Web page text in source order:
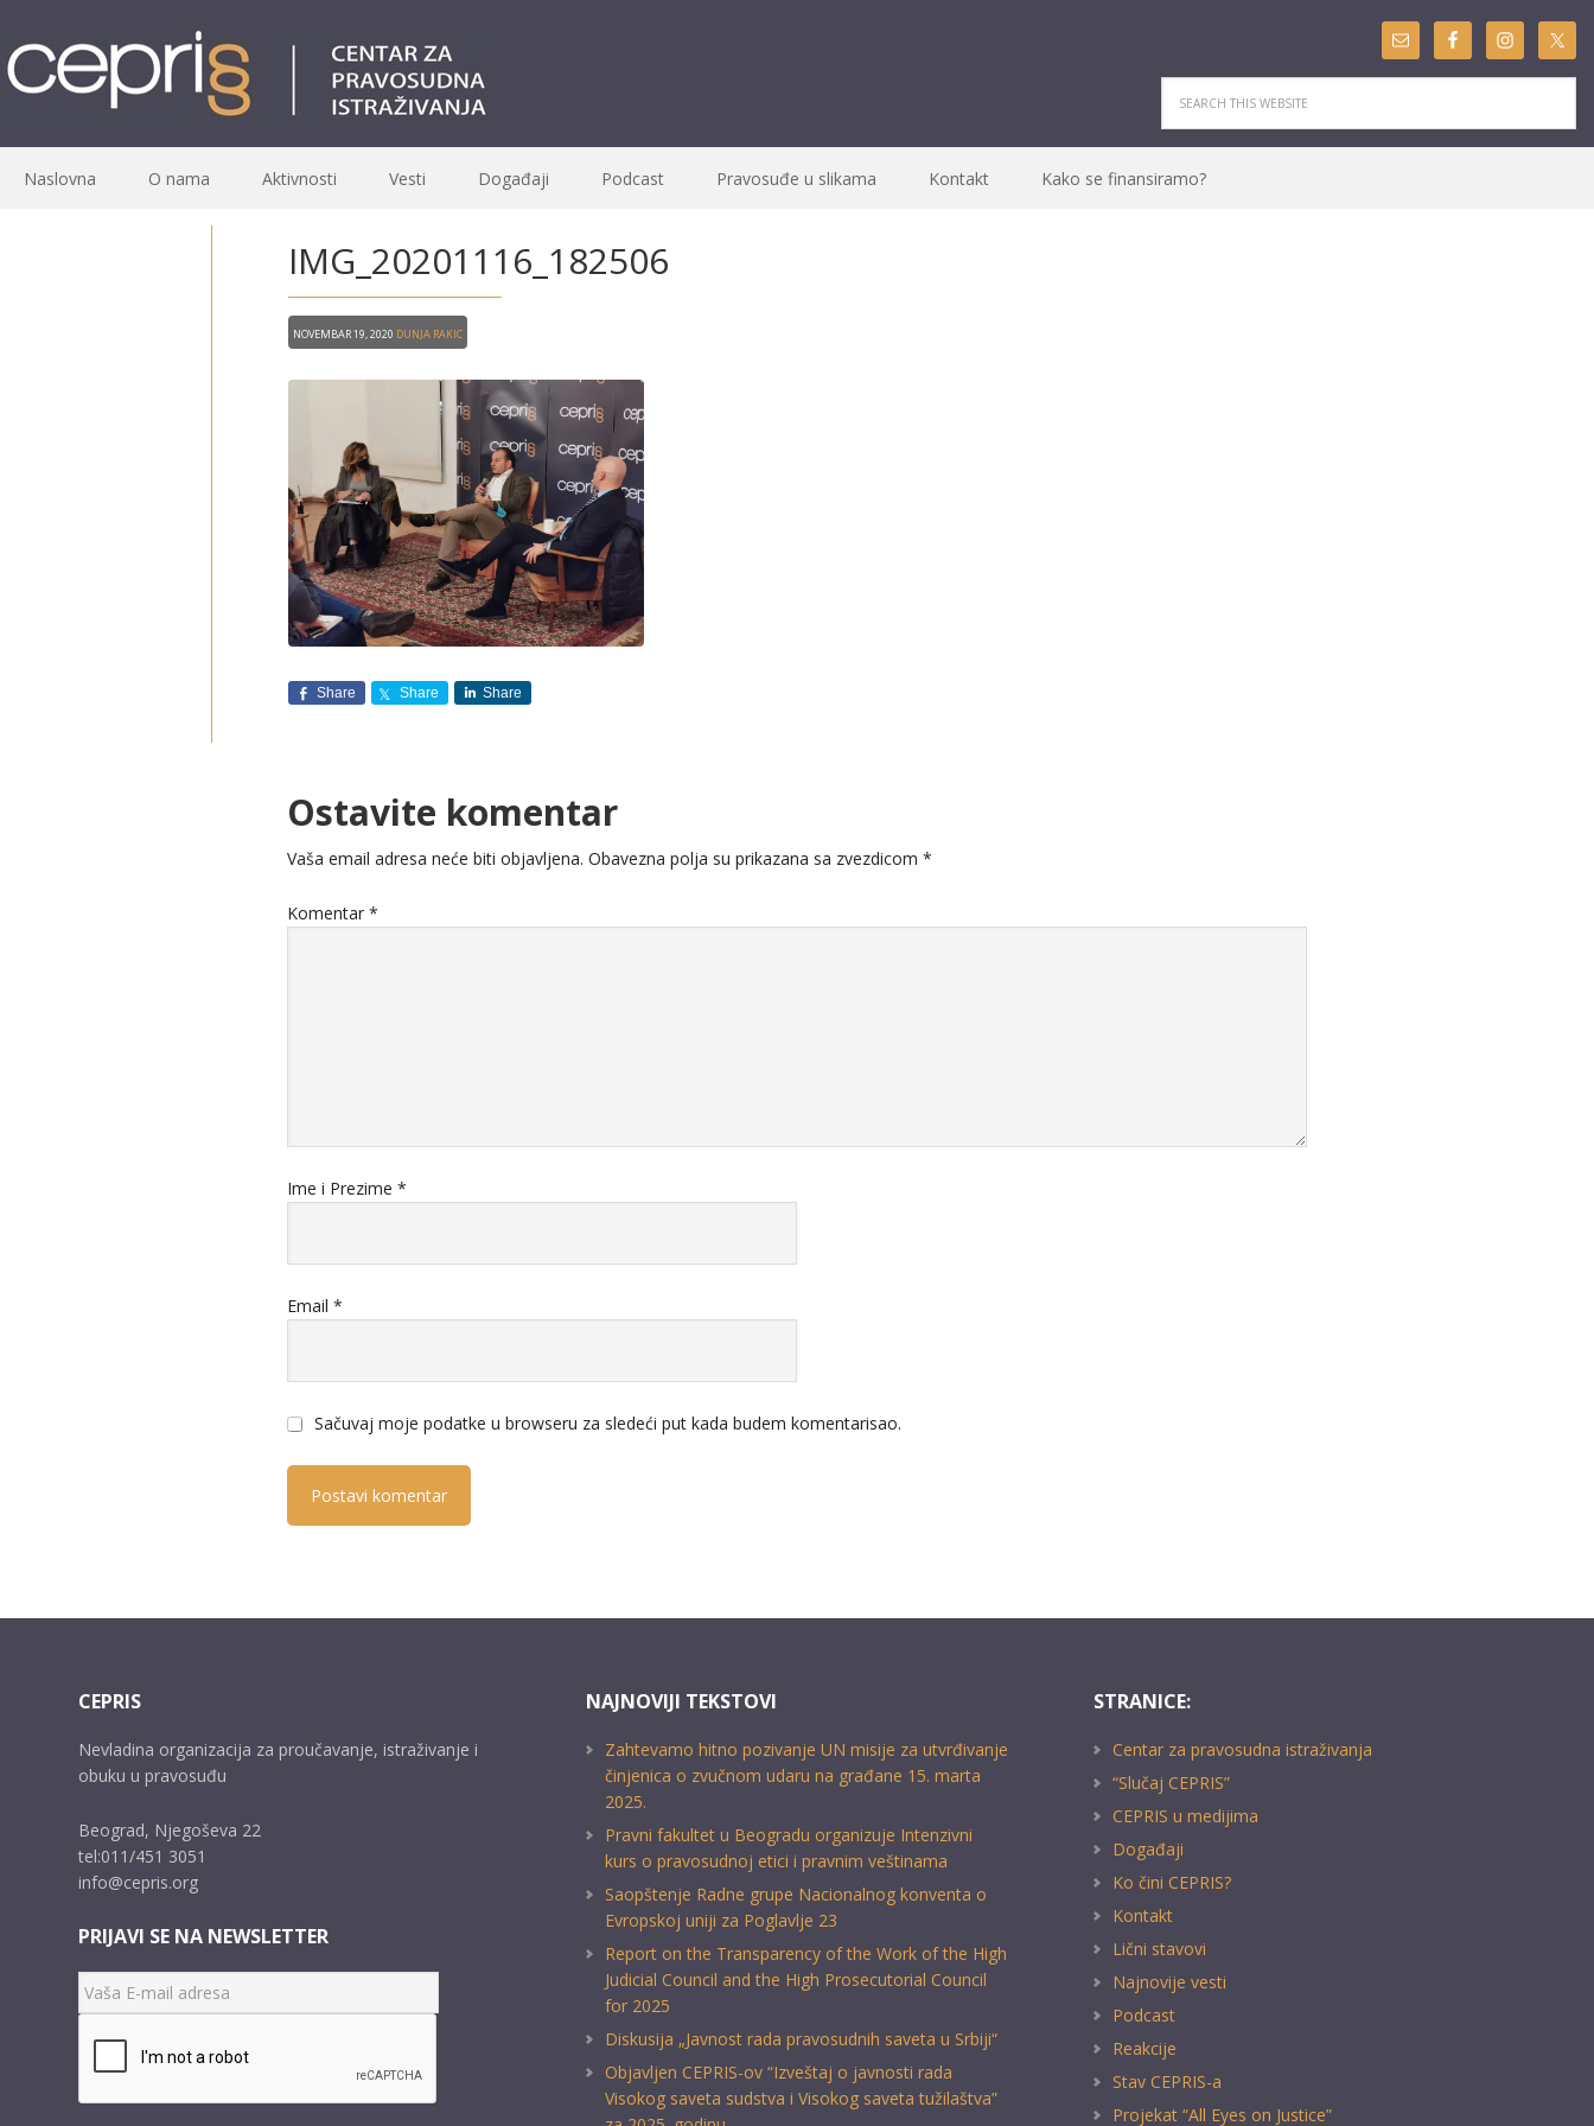
Naslovna O nama Aktivnosti Vesti Događaji Podcast Pravosuđe u slikama Kontakt Kako se finansiramo?
IMG_20201116_182506
Novembar 19, 2020 Dunja Rakic
Share Share Share
Ostavite komentar
Vaša email adresa neće biti objavljena. Obavezna polja su prikazana sa zvezdicom *
Komentar *
Ime i Prezime *
Email *
Sačuvaj moje podatke u browseru za sledeći put kada budem komentarisao.
CEPRIS
Nevladina organizacija za proučavanje, istraživanje i
obuku u pravosuđu
Beograd, Njegoševa 22
tel:011/451 3051
info@cepris.org
PRIJAVI SE NA NEWSLETTER
NAJNOVIJI TEKSTOVI
Zahtevamo hitno pozivanje UN misije za utvrđivanje
činjenica o zvučnom udaru na građane 15. marta
2025.
Pravni fakultet u Beogradu organizuje Intenzivni
kurs o pravosudnoj etici i pravnim veštinama
Saopštenje Radne grupe Nacionalnog konventa o
Evropskoj uniji za Poglavlje 23
Report on the Transparency of the Work of the High
Judicial Council and the High Prosecutorial Council
for 2025
Diskusija „Javnost rada pravosudnih saveta u Srbiji“
Objavljen CEPRIS-ov “Izveštaj o javnosti rada
Visokog saveta sudstva i Visokog saveta tužilaštva”
STRANICE:
Centar za pravosudna istraživanja
“Slučaj CEPRIS”
CEPRIS u medijima
Događaji
Ko čini CEPRIS?
Kontakt
Lični stavovi
Najnovije vesti
Podcast
Reakcije
Stav CEPRIS-a
Projekat “All Eyes on Justice”